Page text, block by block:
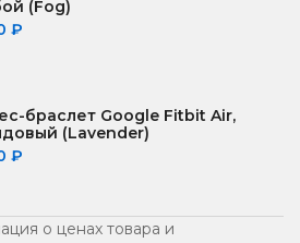
(Fog)
₽
браслет Google Fitbit Air,
(Lavender)
₽
о ценах товара и